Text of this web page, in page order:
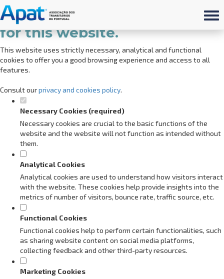
Set your cookie preferences
for this website.
This website uses strictly necessary, analytical and functional
cookies to offer you a good browsing experience and access to all
features.
Consult ourprivacy and cookies policy.
Necessary Cookies (required)
Necessary cookies are crucial to the basic functions of the
website and the website will not function as intended without
them.
Analytical Cookies
Analytical cookies are used to understand how visitors interact
with the website. These cookies help provide insights into the
metrics of number of visitors, bounce rate, traffic source, etc.
Functional Cookies
Functional cookies help to perform certain functionalities, such
as sharing website content on social media platforms,
collecting feedback and other third-party resources.
Marketing Cookies